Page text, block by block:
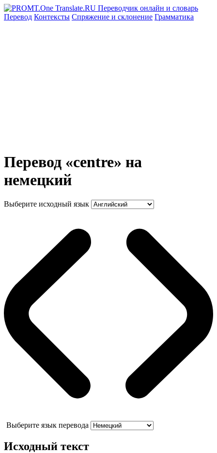
Перевод Контексты Спряжение и склонение Грамматика
Перевод «centre» на
немецкий
Выберите исходный язык
Выберите язык перевода
Исходный текст